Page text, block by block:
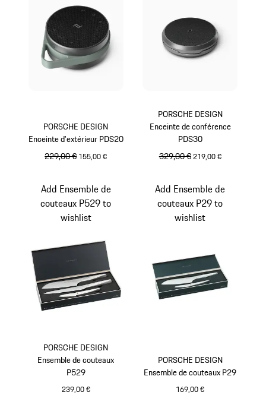
PORSCHE DESIGN
Enceinte d'extérieur PDS20
prix initial
229,00 €prix de vente
155,00 €
PORSCHE DESIGN
Enceinte de conférence
PDS30
prix initial
329,00 €prix de vente
219,00 €
PORSCHE DESIGN
Ensemble de couteaux
P529
239,00 €
Add Ensemble de
couteaux P529 to
wishlist
PORSCHE DESIGN
Ensemble de couteaux P29
169,00 €
Add Ensemble de
couteaux P29 to
wishlist